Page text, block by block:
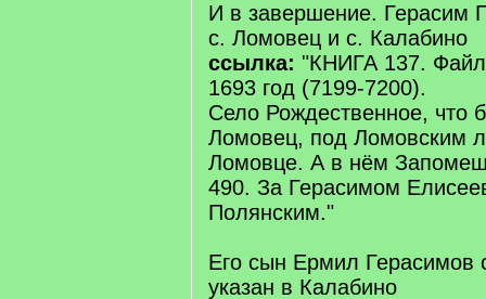
И в завершение. Герасим
с. Ломовец и с. Калабино
ссылка: "КНИГА 137.
1693 год (7199-7200).
Село Рождественное, что
Ломовец, под Ломовским
Ломовце. А в нём
490. За Герасимом
Полянским."
Его сын Ермил Герасимов
указан в Калабино